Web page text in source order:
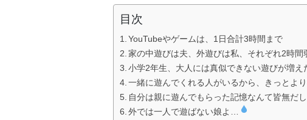
目次
YouTubeやゲームは、1日合計3時間まで
家の中遊びは夫、外遊びは私、それぞれ2時間
小学2年生、大人には真似できない遊びが増え
一緒に遊んでくれる人がいるから、きっとよ
自分は親に遊んでもらった記憶なんて皆無だ
外では一人で遊ばない娘よ…